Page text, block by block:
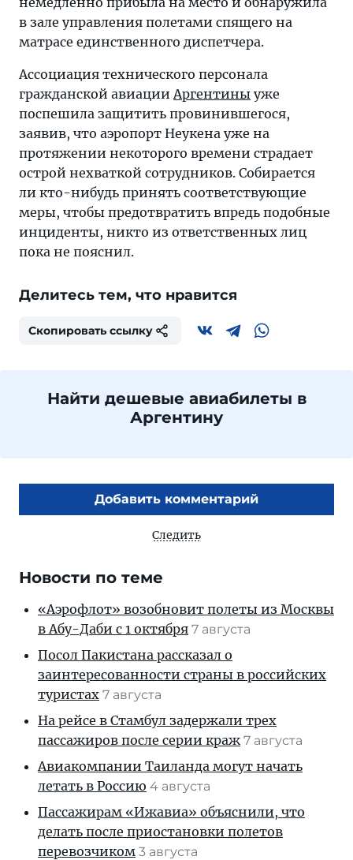
в зале управления полетами спящего на
матрасе единственного диспетчера.
Ассоциация технического персонала
гражданской авиацииАргентины уже
поспешила защитить провинившегося,
заявив, что аэропорт Неукена уже на
протяжении некоторого времени страдает
острой нехваткой сотрудников. Собирается
ли кто-нибудь принять соответствующие
меры, чтобы предотвратить впредь подобные
инциденты, никто из ответственных лиц
пока не пояснил.
Делитесь тем, что нравится
Скопировать ссылку
Найти дешевые авиабилеты в
Аргентину
Добавить комментарий
Следить
Новости по теме
«Аэрофлот» возобновит полеты из Москвы
в Абу-Даби с 1 октября 7 августа
Посол Пакистана рассказал о
заинтересованности страны в российских
туристах 7 августа
На рейсе в Стамбул задержали трех
пассажиров после серии краж 7 августа
Авиакомпании Таиланда могут начать
летать в Россию 4 августа
Пассажирам «Ижавиа» объяснили, что
делать после приостановки полетов
перевозчиком 3 августа